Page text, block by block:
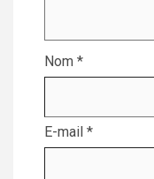
Nom *
E-mail *